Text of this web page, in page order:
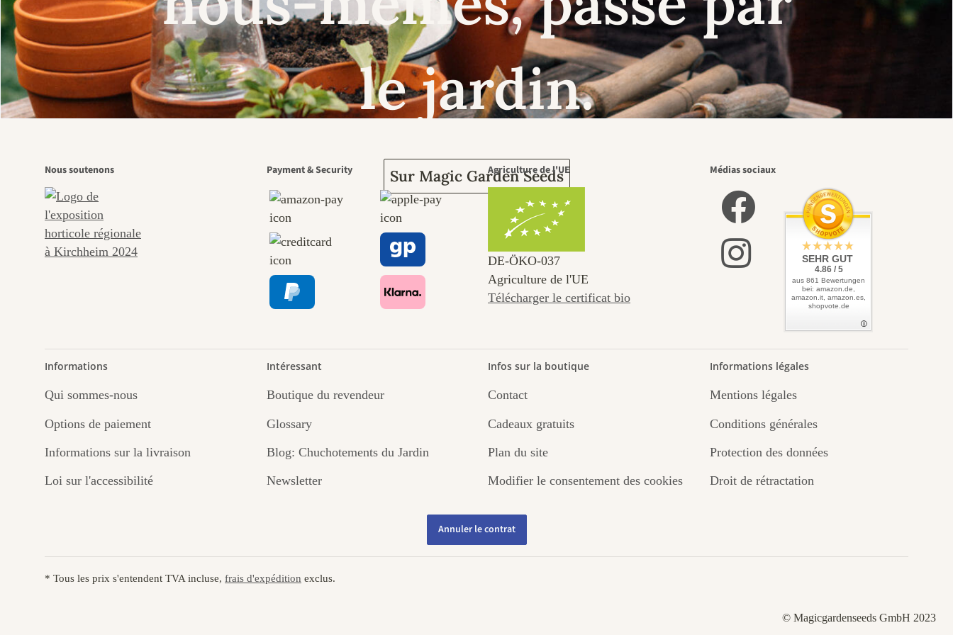
le jardin.
Sur Magic Garden Seeds
Nous soutenons Payment & Security Agriculture de l'UE
DE‑ÖKO‑037
Agriculture de l'UE
Télécharger le certificat bio
Médias sociaux
SEHR GUT
4.86 / 5
aus 861 Bewertungen
bei: amazon.de,
amazon.it, amazon.es,
shopvote.de
Informations
Qui sommes-nous
Options de paiement
Informations sur la livraison
Loi sur l'accessibilité
Intéressant
Boutique du revendeur
Glossary
Blog: Chuchotements du Jardin
Newsletter
Infos sur la boutique
Contact
Cadeaux gratuits
Plan du site
Modifier le consentement des cookies
Informations légales
Mentions légales
Conditions générales
Protection des données
Droit de rétractation
Annuler le contrat
* Tous les prix s'entendent TVA incluse, frais d'expédition exclus.
© Magicgardenseeds GmbH 2023